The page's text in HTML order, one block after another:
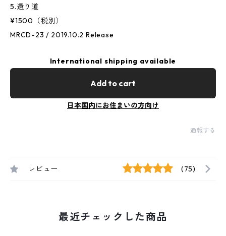
5.還り道
¥1500（税別）
MRCD-23 / 2019.10.2 Release
International shipping available
Add to cart
日本国内にお住まいの方向け
通報する
レビュー (75)
最近チェックした商品